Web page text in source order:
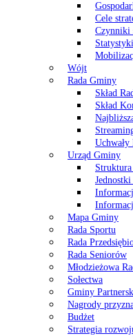
Cele
Czynniki
Statystyki
Wójt
Rada Gminy
Skład
Skład
Uchwały
Urząd Gminy
Mapa Gminy
Rada Sportu
Rada
Rada Seniorów
Młodzieżowa
Sołectwa
Gminy
Nagrody
Budżet
Strategia